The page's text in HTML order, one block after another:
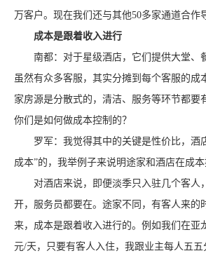
万客户。现在我们还与其他50多家通道合作
成本是跟着收入进行
南都：对于星级酒店，它们提供大堂、餐
虽然有众多客服，其实分摊到每个客服的成
家房源是分散式的，清洁、服务等环节都要
你们是如何做成本控制的？
罗军：我觉得其中的关键是性价比，酒
成本”的，我举例子来说明途家和酒店在成本
对酒店来说，即便淡季只入驻几个客人
开，服务员都要在。途家不同，有客人来的
来，成本是跟着收入进行的。例如我们在亚
元/天，只要有客人入住，我跟业主每人五五